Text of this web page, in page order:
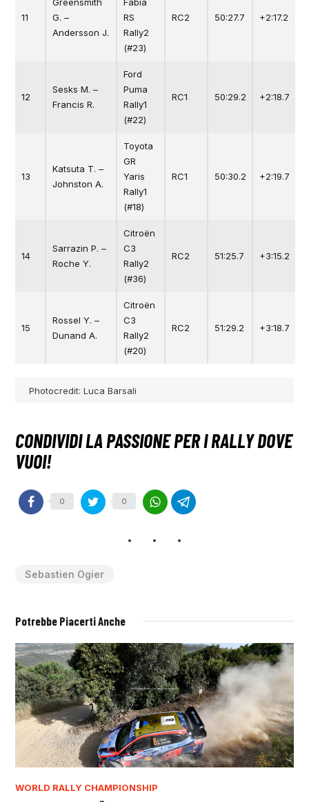
11
G. –
Andersson J.
RS
Rally2
(#23)
RC2 50:27.7 +2:17.2
12
Sesks M. –
Francis R.
Ford
Puma
Rally1
(#22)
RC1 50:29.2 +2:18.7
13
Katsuta T. –
Johnston A.
Toyota
GR
Yaris
Rally1
(#18)
RC1 50:30.2 +2:19.7
14
Sarrazin P. –
Roche Y.
Citroën
C3
Rally2
(#36)
RC2 51:25.7 +3:15.2
15
Rossel Y. –
Dunand A.
Citroën
C3
Rally2
(#20)
RC2 51:29.2 +3:18.7
Photocredit: Luca Barsali
0 0
Sebastien Ogier
Potrebbe Piacerti Anche
WORLD RALLY CHAMPIONSHIP